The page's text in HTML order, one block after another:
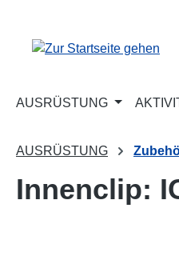
AUSRÜSTUNG
AUSRÜSTUNG
Innenclip: